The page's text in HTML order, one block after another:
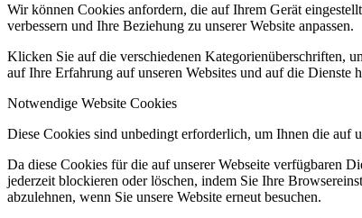
Wir können Cookies anfordern, die auf Ihrem Gerät
verbessern und Ihre Beziehung zu unserer Website anpassen.
Klicken Sie auf die verschiedenen Kategorienüberschriften,
auf Ihre Erfahrung auf unseren Websites und auf die Dienste
Notwendige Website Cookies
Diese Cookies sind unbedingt erforderlich, um Ihnen die auf
Da diese Cookies für die auf unserer Webseite verfügbaren
jederzeit blockieren oder löschen, indem Sie Ihre
abzulehnen, wenn Sie unsere Website erneut besuchen.